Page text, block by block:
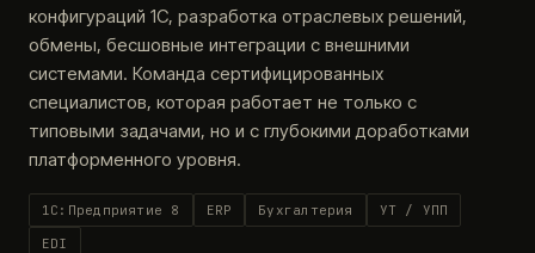
конфигураций 1С, разработка отраслевых решений,
обмены, бесшовные интеграции с внешними
системами. Команда сертифицированных
специалистов, которая работает не только с
типовыми задачами, но и с глубокими доработками
платформенного уровня.
1С:Предприятие 8 ERP Бухгалтерия
УТ / УПП
EDI